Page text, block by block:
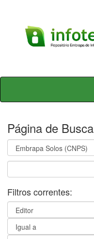
Skip
Página de Busca
Filtros correntes: